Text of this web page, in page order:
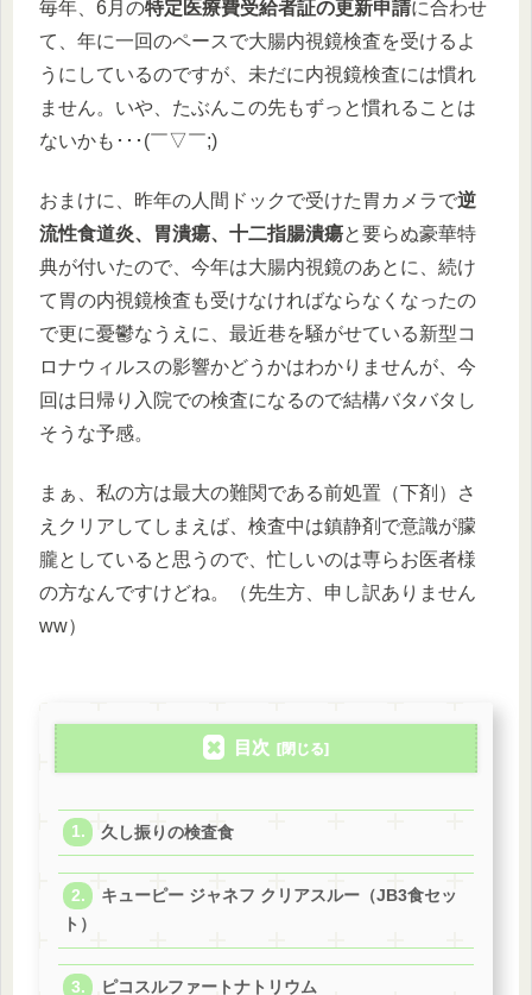
毎年、6月の特定医療費受給者証の更新申請に合わせ
て、年に一回のペースで大腸内視鏡検査を受けるよ
うにしているのですが、未だに内視鏡検査には慣れ
ません。いや、たぶんこの先もずっと慣れることは
ないかも･･･(￣▽￣;)
おまけに、昨年の人間ドックで受けた胃カメラで逆
流性食道炎、胃潰瘍、十二指腸潰瘍と要らぬ豪華特
典が付いたので、今年は大腸内視鏡のあとに、続け
て胃の内視鏡検査も受けなければならなくなったの
で更に憂鬱なうえに、最近巷を騒がせている新型コ
ロナウィルスの影響かどうかはわかりませんが、今
回は日帰り入院での検査になるので結構バタバタし
そうな予感。
まぁ、私の方は最大の難関である前処置（下剤）さ
えクリアしてしまえば、検査中は鎮静剤で意識が朦
朧としていると思うので、忙しいのは専らお医者様
の方なんですけどね。（先生方、申し訳ありません
ww）
目次
久し振りの検査食
キューピー ジャネフ クリアスルー（JB3食セッ
ト）
ピコスルファートナトリウム